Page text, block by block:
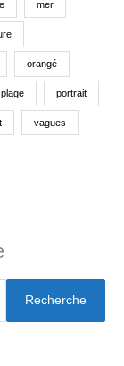
mer
orangé
plage portrait
vagues
Recherche